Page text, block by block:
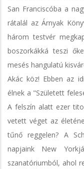
San Franciscóba a
rátalál az Árnyak
három testvér
boszorkákká teszi
mesés hangulatú
Akác köz! Ebben az
élnek a "Született
A felszín alatt ezer
vetett véget az
tűnő reggelen? A
napjaink New
szanatóriumból, ahol